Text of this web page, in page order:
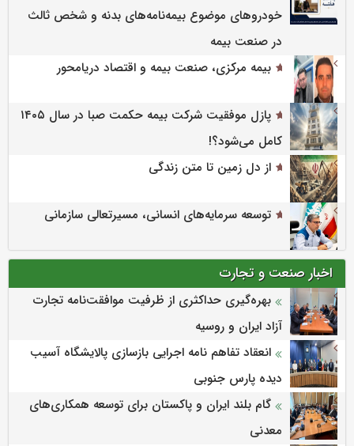
خودروهای موضوع بیمه‌نامه‌های بدنه و شخص ثالث
در صنعت بیمه
بیمه مرکزی، صنعت بیمه و اقتصاد دریامحور
پازل موفقیت شرکت بیمه حکمت صبا در سال ۱۴۰۵
کامل می‌شود؟!
از دل زمین تا متن زندگی
توسعه سرمایه‌های انسانی، مسیرتعالی سازمانی
اخبار صنعت و تجارت
بهره‌گیری حداکثری از ظرفیت موافقت‌نامه تجارت
آزاد ایران و روسیه
انعقاد تفاهم نامه اجرایی بازسازی پالایشگاه آسیب
دیده پارس جنوبی
گام بلند ایران و پاکستان برای توسعه همکاری‌های
معدنی